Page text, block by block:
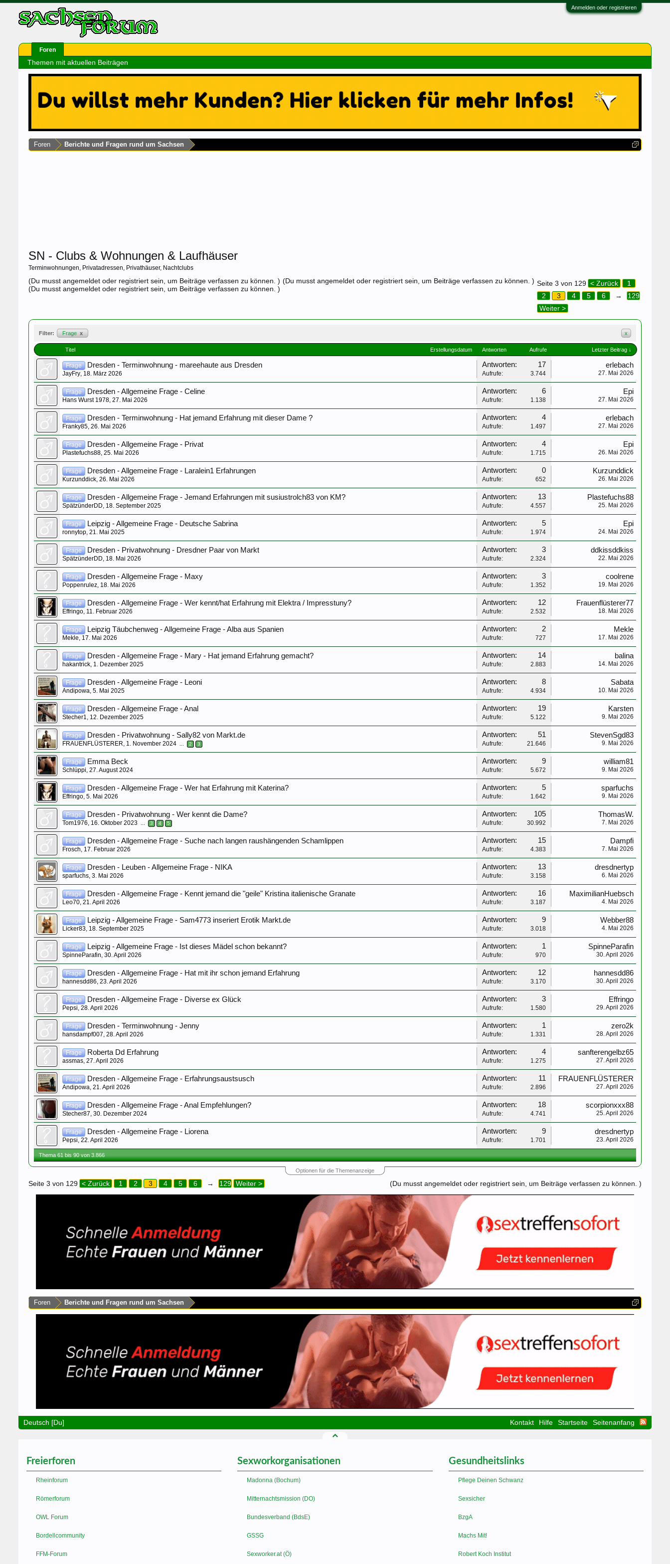
Anmelden oder registrieren
Foren Berichte und Fragen rund um Sachsen
SN - Clubs & Wohnungen & Laufhäuser
Terminwohnungen, Privatadressen, Privathäuser, Nachtclubs
(Du musst angemeldet oder registriert sein, um Beiträge verfassen zu können. ) (Du musst angemeldet oder registriert sein, um Beiträge verfassen zu können. )
(Du musst angemeldet oder registriert sein, um Beiträge verfassen zu können. )
Seite 3 von 129 < Zurück
1
2
3 4 5 6 →
129
Weiter >
Filter: Frage x x
Titel Erstellungsdatum Antworten Aufrufe Letzter Beitrag ↓
Frage Dresden - Terminwohnung - mareehaute aus Dresden
JayFry, 18. März 2026
Antworten: 17
Aufrufe: 3.744
erlebach
27. Mai 2026
Frage Dresden - Allgemeine Frage - Celine
Hans Wurst 1978, 27. Mai 2026
Antworten: 6
Aufrufe: 1.138
Epi
27. Mai 2026
Frage Dresden - Terminwohnung - Hat jemand Erfahrung mit dieser Dame ?
Franky85, 26. Mai 2026
Antworten: 4
Aufrufe: 1.497
erlebach
27. Mai 2026
Frage Dresden - Allgemeine Frage - Privat
Plastefuchs88, 25. Mai 2026
Antworten: 4
Aufrufe: 1.715
Epi
26. Mai 2026
Frage Dresden - Allgemeine Frage - Laralein1 Erfahrungen
Kurzunddick, 26. Mai 2026
Antworten: 0
Aufrufe: 652
Kurzunddick
26. Mai 2026
Frage Dresden - Allgemeine Frage - Jemand Erfahrungen mit susiustrolch83 von KM?
SpätzünderDD, 18. September 2025
Antworten: 13
Aufrufe: 4.557
Plastefuchs88
25. Mai 2026
Frage Leipzig - Allgemeine Frage - Deutsche Sabrina
ronnytop, 21. Mai 2025
Antworten: 5
Aufrufe: 1.974
Epi
24. Mai 2026
Frage Dresden - Privatwohnung - Dresdner Paar von Markt
SpätzünderDD, 18. Mai 2026
Antworten: 3
Aufrufe: 2.324
ddkissddkiss
22. Mai 2026
Frage Dresden - Allgemeine Frage - Maxy
Poppenrulez, 18. Mai 2026
Antworten: 3
Aufrufe: 1.352
coolrene
19. Mai 2026
Frage Dresden - Allgemeine Frage - Wer kennt/hat Erfahrung mit Elektra / Impresstuny?
Effringo, 11. Februar 2026
Antworten: 12
Aufrufe: 2.532
Frauenflüsterer77
18. Mai 2026
Frage Leipzig Täubchenweg - Allgemeine Frage - Alba aus Spanien
Mekle, 17. Mai 2026
Antworten: 2
Aufrufe: 727
Mekle
17. Mai 2026
Frage Dresden - Allgemeine Frage - Mary - Hat jemand Erfahrung gemacht?
hakantrick, 1. Dezember 2025
Antworten: 14
Aufrufe: 2.883
balina
14. Mai 2026
Frage Dresden - Allgemeine Frage - Leoni
Andipowa, 5. Mai 2025
Antworten: 8
Aufrufe: 4.934
Sabata
10. Mai 2026
Frage Dresden - Allgemeine Frage - Anal
Stecher1, 12. Dezember 2025
Antworten: 19
Aufrufe: 5.122
Karsten
9. Mai 2026
Frage Dresden - Privatwohnung - Sally82 von Markt.de
FRAUENFLÜSTERER, 1. November 2024 ... 2 3
Antworten: 51
Aufrufe: 21.646
StevenSgd83
9. Mai 2026
Frage Emma Beck
Schlüppi, 27. August 2024
Antworten: 9
Aufrufe: 5.672
william81
9. Mai 2026
Frage Dresden - Allgemeine Frage - Wer hat Erfahrung mit Katerina?
Effringo, 5. Mai 2026
Antworten: 5
Aufrufe: 1.642
sparfuchs
9. Mai 2026
Frage Dresden - Privatwohnung - Wer kennt die Dame?
Tom1976, 16. Oktober 2023 ... 3 4 5
Antworten: 105
Aufrufe: 30.992
ThomasW.
7. Mai 2026
Frage Dresden - Allgemeine Frage - Suche nach langen raushängenden Schamlippen
Frosch, 17. Februar 2026
Antworten: 15
Aufrufe: 4.383
Dampfi
7. Mai 2026
Frage Dresden - Leuben - Allgemeine Frage - NIKA
sparfuchs, 3. Mai 2026
Antworten: 13
Aufrufe: 3.158
dresdnertyp
6. Mai 2026
Frage Dresden - Allgemeine Frage - Kennt jemand die "geile" Kristina italienische Granate
Leo70, 21. April 2026
Antworten: 16
Aufrufe: 3.187
MaximilianHuebsch
4. Mai 2026
Frage Leipzig - Allgemeine Frage - Sam4773 inseriert Erotik Markt.de
Licker83, 18. September 2025
Antworten: 9
Aufrufe: 3.018
Webber88
4. Mai 2026
Frage Leipzig - Allgemeine Frage - Ist dieses Mädel schon bekannt?
SpinneParafin, 30. April 2026
Antworten: 1
Aufrufe: 970
SpinneParafin
30. April 2026
Frage Dresden - Allgemeine Frage - Hat mit ihr schon jemand Erfahrung
hannesdd86, 23. April 2026
Antworten: 12
Aufrufe: 3.170
hannesdd86
30. April 2026
Frage Dresden - Allgemeine Frage - Diverse ex Glück
Pepsi, 28. April 2026
Antworten: 3
Aufrufe: 1.580
Effringo
29. April 2026
Frage Dresden - Terminwohnung - Jenny
hansdampf007, 28. April 2026
Antworten: 1
Aufrufe: 1.331
zero2k
28. April 2026
Frage Roberta Dd Erfahrung
assmas, 27. April 2026
Antworten: 4
Aufrufe: 1.275
sanfterengelbz65
27. April 2026
Frage Dresden - Allgemeine Frage - Erfahrungsaustsusch
Andipowa, 21. April 2026
Antworten: 11
Aufrufe: 2.896
FRAUENFLÜSTERER
27. April 2026
Frage Dresden - Allgemeine Frage - Anal Empfehlungen?
Stecher87, 30. Dezember 2024
Antworten: 18
Aufrufe: 4.741
scorpionxxx88
25. April 2026
Frage Dresden - Allgemeine Frage - Liorena
Pepsi, 22. April 2026
Antworten: 9
Aufrufe: 1.701
dresdnertyp
23. April 2026
Thema 61 bis 90 von 3.866
Optionen für die Themenanzeige
(Du musst angemeldet oder registriert sein, um Beiträge verfassen zu können. )
Seite 3 von 129 < Zurück 1 2 3 4 5 6 → 129 Weiter >
Foren Berichte und Fragen rund um Sachsen
Foren
Themen mit aktuellen Beiträgen
Deutsch [Du] Kontakt Hilfe Startseite Seitenanfang
Freierforen
Rheinforum
Römerforum
OWL Forum
Bordellcommunity
FFM-Forum
Sexworkorganisationen
Madonna (Bochum)
Mitternachtsmission (DO)
Bundesverband (BdsE)
GSSG
Sexworker.at (Ö)
Gesundheitslinks
Pflege Deinen Schwanz
Sexsicher
BzgA
Machs Mit!
Robert Koch Institut